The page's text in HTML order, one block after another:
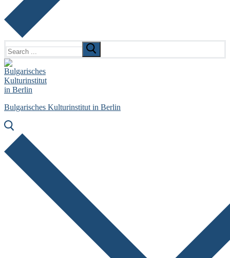
for:
Bulgarisches Kulturinstitut in Berlin